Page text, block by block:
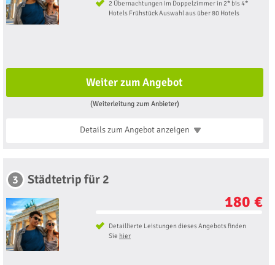
2 Übernachtungen im Doppelzimmer in 2* bis 4*
Hotels Frühstück Auswahl aus über 80 Hotels
Weiter zum Angebot
(Weiterleitung zum Anbieter)
Details zum Angebotanzeigen
3 Städtetrip für 2
180 €
Detaillierte Leistungen dieses Angebots finden
Sie hier